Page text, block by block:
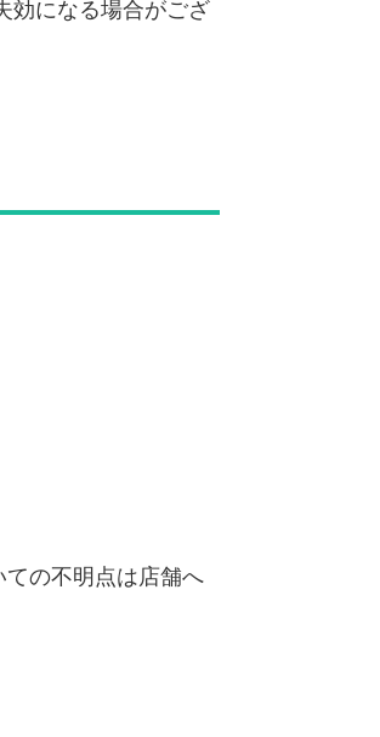
効になる場合がござ
の不明点は店舗へ